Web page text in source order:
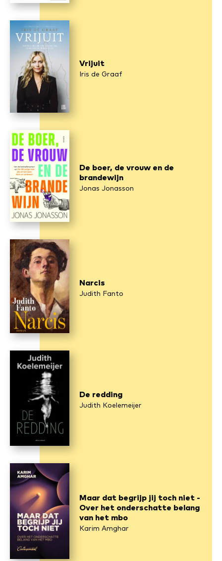
Vrijuit
Iris de Graaf
De boer, de vrouw en de
brandewijn
Jonas Jonasson
Narcis
Judith Fanto
De redding
Judith Koelemeijer
Maar dat begrijp jij toch niet -
Over het onderschatte belang
van het mbo
Karim Amghar